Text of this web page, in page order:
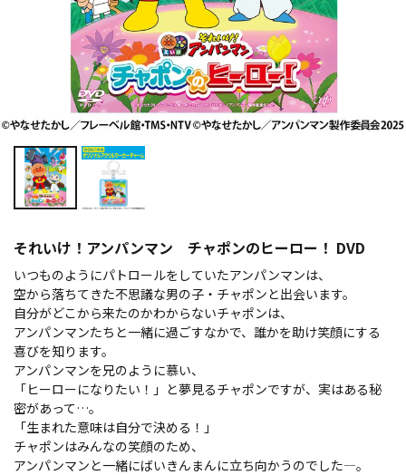
それいけ！アンパンマン チャポンのヒーロー！ DVD
いつものようにパトロールをしていたアンパンマンは、
空から落ちてきた不思議な男の子・チャポンと出会います。
自分がどこから来たのかわからないチャポンは、
アンパンマンたちと一緒に過ごすなかで、誰かを助け笑顔にする
喜びを知ります。
アンパンマンを兄のように慕い、
「ヒーローになりたい！」と夢見るチャポンですが、実はある秘
密があって…。
「生まれた意味は自分で決める！」
チャポンはみんなの笑顔のため、
アンパンマンと一緒にばいきんまんに立ち向かうのでした―。